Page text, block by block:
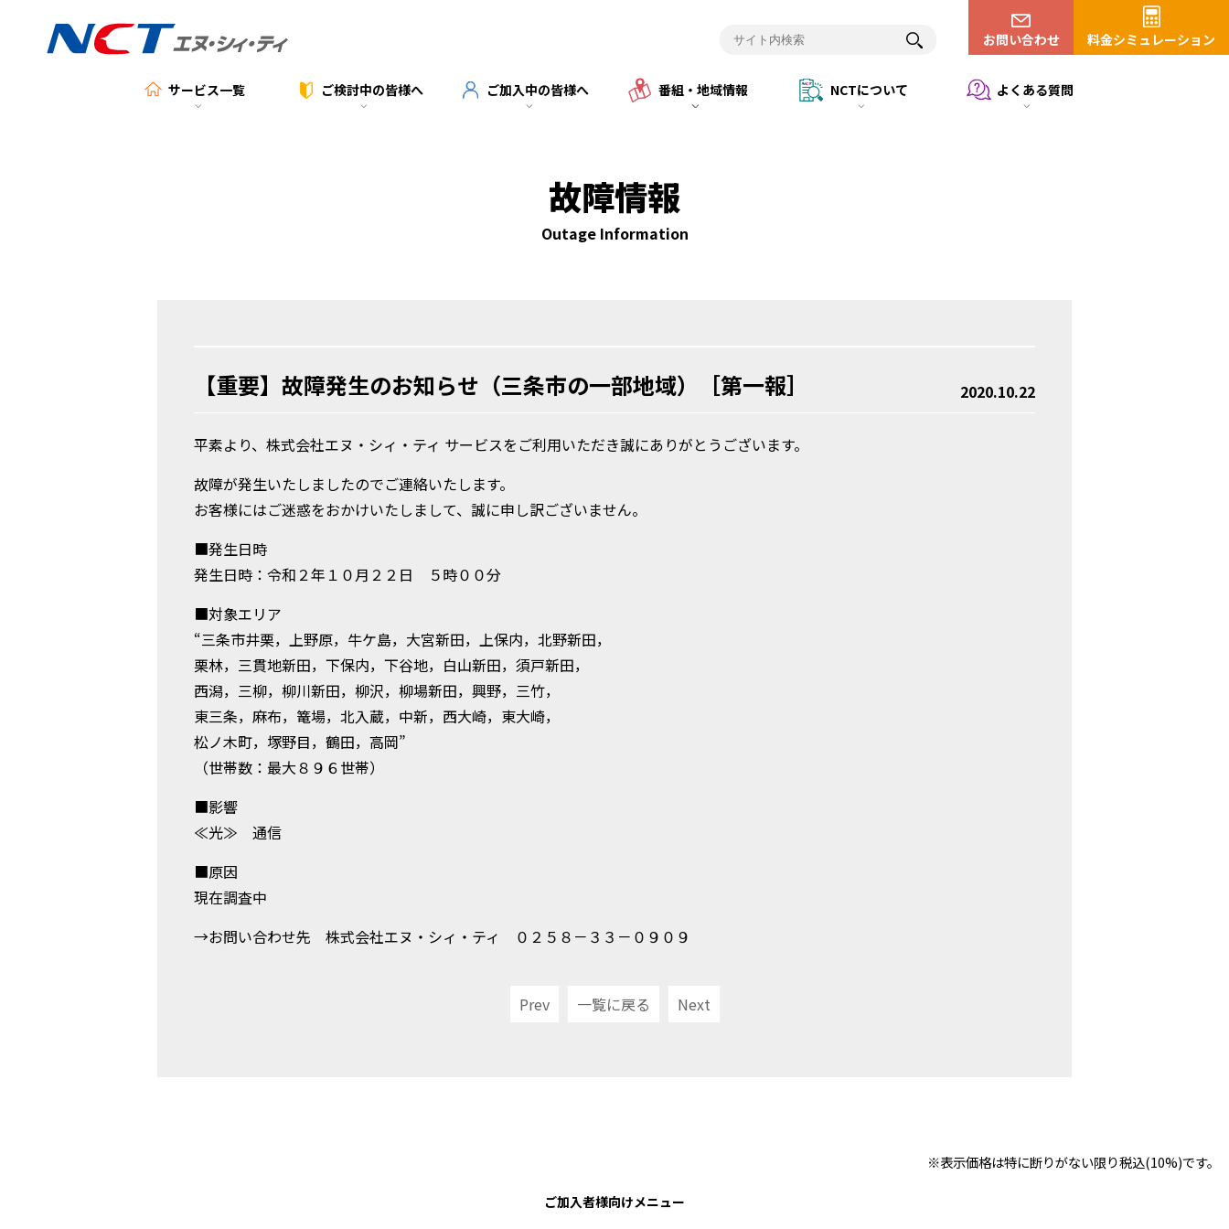
お問い合わせ 料金シミュレーション
サービス一覧 ご検討中の皆様へ ご加入中の皆様へ 番組・地域情報 NCTについて よくある質問
故障情報
Outage Information
【重要】故障発生のお知らせ（三条市の一部地域）［第一報］ 2020.10.22
平素より、株式会社エヌ・シィ・ティ サービスをご利用いただき誠にありがとうございます。
故障が発生いたしましたのでご連絡いたします。
お客様にはご迷惑をおかけいたしまして、誠に申し訳ございません。
■発生日時
発生日時：令和２年１０月２２日 ５時００分
■対象エリア
“三条市井栗，上野原，牛ケ島，大宮新田，上保内，北野新田，
栗林，三貫地新田，下保内，下谷地，白山新田，須戸新田，
西潟，三柳，柳川新田，柳沢，柳場新田，興野，三竹，
東三条，麻布，篭場，北入蔵，中新，西大崎，東大崎，
松ノ木町，塚野目，鶴田，高岡”
（世帯数：最大８９６世帯）
■影響
≪光≫ 通信
■原因
現在調査中
→お問い合わせ先 株式会社エヌ・シィ・ティ ０２５８－３３－０９０９
Prev 一覧に戻る Next
※表示価格は特に断りがない限り税込(10%)です。
ご加入者様向けメニュー